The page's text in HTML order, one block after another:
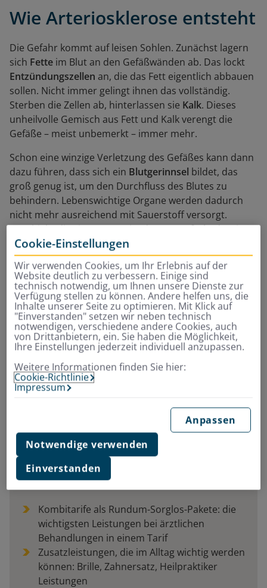
Wie Arteriosklerose entsteht
Die Gefahr kommt auf leisen Sohlen. Zunächst lagern
sich Fette im Blut an den Gefäßwänden ab. Das lockt
Entzündungszellen an, die das Fett eigentlich abbauen
sollen. Nicht immer gelingt ihnen das vollständig.
Sterben die Zellen ab, hinterlassen sie Kalk. Dieses
unheilvolle Gemisch aus Fett und Kalk verengt die
Gefäße – meist unbemerkt – immer mehr.
Schon eine winzige Verletzung des Gefäßes kann dann
dazu führen, dass sich ein Blutgerinnsel bildet, das
groß genug ist, um den Durchfluss des Blutes zu
behindern. Lebenswichtige Organe werden dadurch
nicht mehr ausreichend mit Sauerstoff versorgt.
Geschieht dies im Herzen, ist derHerzinfarktda. Ein
verstopftes Gefäß im Gehirn ruft einen
hervor.
Finden Sie jetzt schnell & einfach Ihre
passende ambulante
Zusatzversicherung
Kombitarife als Rundum-Sorglos-Pakete: die
wichtigsten Leistungen bei ärztlichen
Behandlungen in einem Tarif
Zusatzleistungen, die im Alltag wichtig werden
können: Brille, Zahnersatz, Heilpraktiker
Leistungen
Cookie-Einstellungen
Wir verwenden Cookies, um Ihr Erlebnis auf der
Website deutlich zu verbessern. Einige sind
technisch notwendig, um Ihnen unsere Dienste zur
Verfügung stellen zu können. Andere helfen uns, die
Inhalte unserer Seite zu optimieren. Mit Klick auf
"Einverstanden" setzen wir neben technisch
notwendigen, verschiedene andere Cookies, auch
von Drittanbietern, ein. Sie haben die Möglichkeit,
Ihre Einstellungen jederzeit individuell anzupassen.
Weitere Informationen finden Sie hier:
Cookie-Richtlinie
Impressum
Anpassen
Notwendige verwenden
Einverstanden